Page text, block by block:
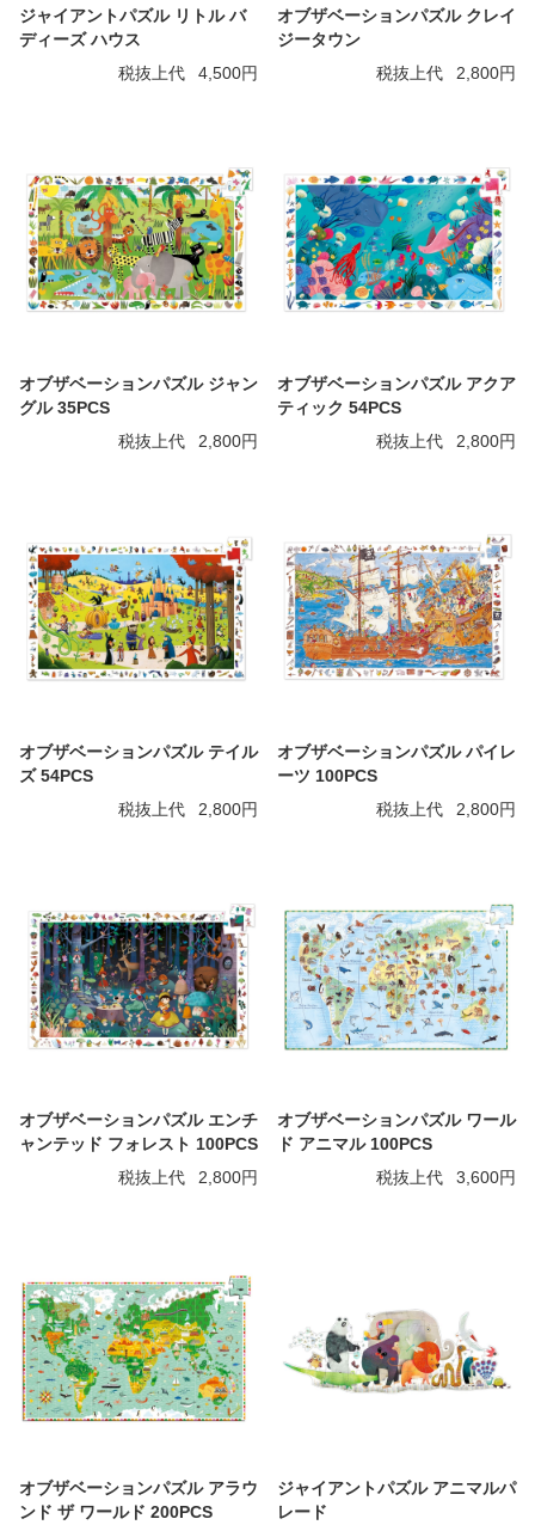
ジャイアントパズル リトル バ
ディーズ ハウス
税抜上代
4,500円
オブザベーションパズル クレイ
ジータウン
税抜上代
2,800円
オブザベーションパズル ジャン
グル 35PCS
税抜上代
2,800円
オブザベーションパズル アクア
ティック 54PCS
税抜上代
2,800円
オブザベーションパズル テイル
ズ 54PCS
税抜上代
2,800円
オブザベーションパズル パイレ
ーツ 100PCS
税抜上代
2,800円
オブザベーションパズル エンチ
ャンテッド フォレスト 100PCS
税抜上代
2,800円
オブザベーションパズル ワール
ド アニマル 100PCS
税抜上代
3,600円
オブザベーションパズル アラウ
ンド ザ ワールド 200PCS
ジャイアントパズル アニマルパ
レード